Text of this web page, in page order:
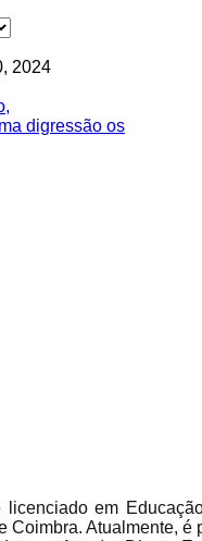
2024
digressão os
licenciado em
Coimbra. Atualmente,